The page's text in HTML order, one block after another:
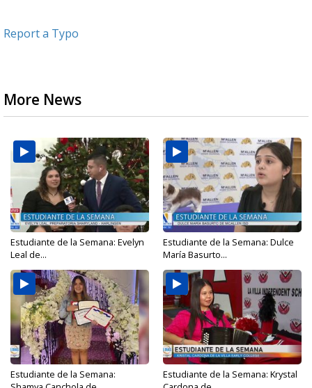
Report a Typo
More News
Estudiante de la Semana: Evelyn
Leal de...
Estudiante de la Semana: Dulce
María Basurto...
Estudiante de la Semana:
Estudiante de la Semana: Krystal